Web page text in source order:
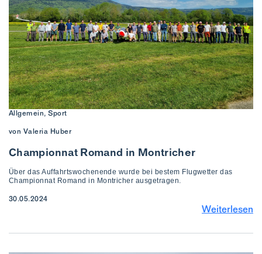
Allgemein, Sport
von Valeria Huber
Championnat Romand in Montricher
Über das Auffahrtswochenende wurde bei bestem Flugwetter das
Championnat Romand in Montricher ausgetragen.
30.05.2024
Weiterlesen